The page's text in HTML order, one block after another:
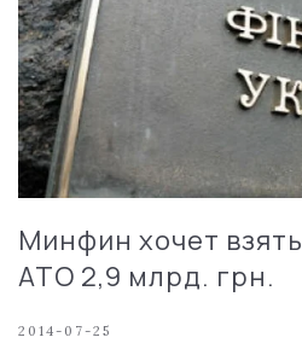
Минфин хочет
АТО 2,9 млрд. грн.
2014-07-25